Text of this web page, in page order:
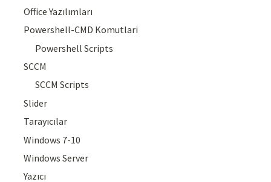
Office Yazılımları
Powershell-CMD Komutlari
Powershell Scripts
SCCM
SCCM Scripts
Slider
Tarayıcılar
Windows 7-10
Windows Server
Yazıcı